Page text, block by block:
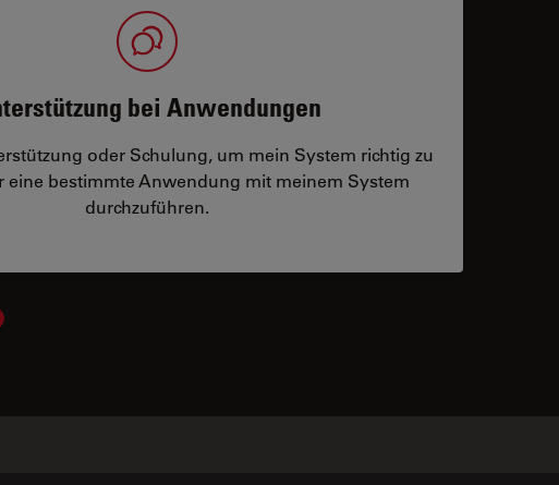
bei Anwendungen
oder Schulung, um mein System richtig zu
eine bestimmte Anwendung mit meinem System
durchzuführen.
local contacts